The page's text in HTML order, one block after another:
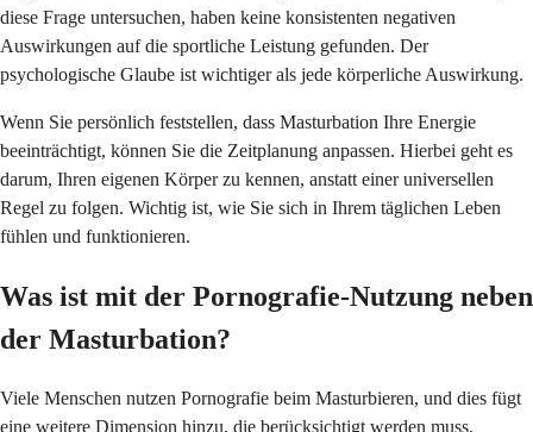
diese Frage untersuchen, haben keine konsistenten negativen
Auswirkungen auf die sportliche Leistung gefunden. Der
psychologische Glaube ist wichtiger als jede körperliche Auswirkung.
Wenn Sie persönlich feststellen, dass Masturbation Ihre Energie
beeinträchtigt, können Sie die Zeitplanung anpassen. Hierbei geht es
darum, Ihren eigenen Körper zu kennen, anstatt einer universellen
Regel zu folgen. Wichtig ist, wie Sie sich in Ihrem täglichen Leben
fühlen und funktionieren.
Was ist mit der Pornografie-Nutzung neben
der Masturbation?
Viele Menschen nutzen Pornografie beim Masturbieren, und dies fügt
eine weitere Dimension hinzu, die berücksichtigt werden muss.